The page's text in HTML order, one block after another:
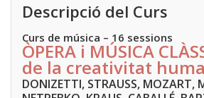
Descripció del Curs
Curs de música – 16 sessions
ÒPERA i MÚSICA
de la creativitat
DONIZETTI, STRAUSS, MOZART,